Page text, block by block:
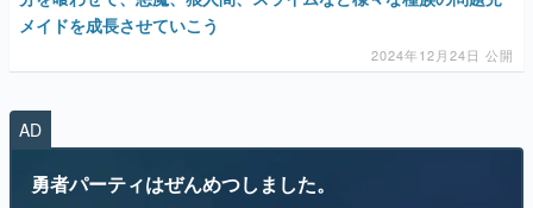
運営：株式会社マレ
AD